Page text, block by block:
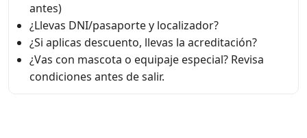
antes)
¿Llevas DNI/pasaporte y localizador?
¿Si aplicas descuento, llevas la acreditación?
¿Vas con mascota o equipaje especial? Revisa
condiciones antes de salir.